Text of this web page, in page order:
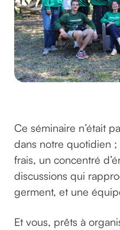
Ce séminaire n’était
dans notre quotidien ;
frais, un concentré
discussions qui
germent, et une
Et vous, prêts à